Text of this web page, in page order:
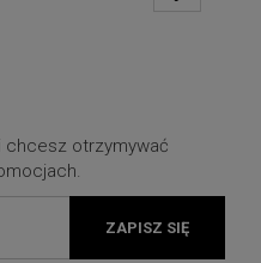
chcesz otrzymywać
ZAPISZ SIĘ